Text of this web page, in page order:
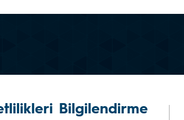
Bilgilendirme